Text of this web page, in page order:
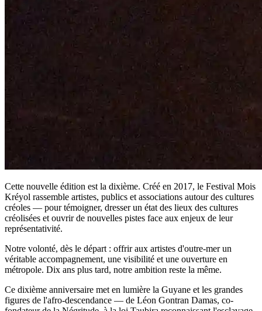
Cette nouvelle édition est la dixième. Créé en 2017, le Festival Mois
Kréyol rassemble artistes, publics et associations autour des cultures
créoles — pour témoigner, dresser un état des lieux des cultures
créolisées et ouvrir de nouvelles pistes face aux enjeux de leur
représentativité.
Notre volonté, dès le départ : offrir aux artistes d'outre-mer un
véritable accompagnement, une visibilité et une ouverture en
métropole. Dix ans plus tard, notre ambition reste la même.
Ce dixième anniversaire met en lumière la Guyane et les grandes
figures de l'afro-descendance — de Léon Gontran Damas, co-